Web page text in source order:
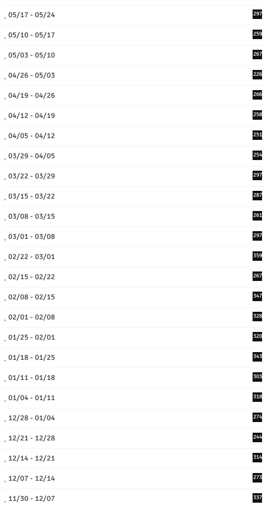
05/17 - 05/24 297
05/10 - 05/17 259
05/03 - 05/10 267
04/26 - 05/03 226
04/19 - 04/26 266
04/12 - 04/19 258
04/05 - 04/12 251
03/29 - 04/05 254
03/22 - 03/29 297
03/15 - 03/22 287
03/08 - 03/15 261
03/01 - 03/08 297
02/22 - 03/01 359
02/15 - 02/22 267
02/08 - 02/15 347
02/01 - 02/08 328
01/25 - 02/01 320
01/18 - 01/25 343
01/11 - 01/18 303
01/04 - 01/11 318
12/28 - 01/04 274
12/21 - 12/28 244
12/14 - 12/21 314
12/07 - 12/14 273
11/30 - 12/07 337